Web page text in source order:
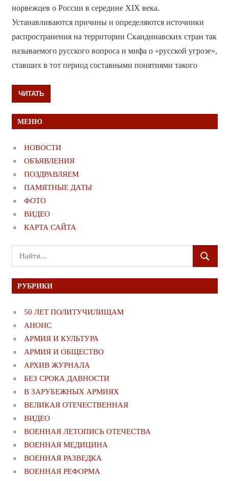
норвежцев о России в середине XIX века.
Устанавливаются причины и определяются источники
распространения на территории Скандинавских стран так
называемого русского вопроса и мифа о «русской угрозе»,
ставших в тот период составными понятиями такого
ЧИТАТЬ
МЕНЮ
НОВОСТИ
ОБЪЯВЛЕНИЯ
ПОЗДРАВЛЯЕМ
ПАМЯТНЫЕ ДАТЫ
ФОТО
ВИДЕО
КАРТА САЙТА
Поиск
для:
ПОИСК
РУБРИКИ
50 ЛЕТ ПОЛИТУЧИЛИЩАМ
АНОНС
АРМИЯ И КУЛЬТУРА
АРМИЯ И ОБЩЕСТВО
АРХИВ ЖУРНАЛА
БЕЗ СРОКА ДАВНОСТИ
В ЗАРУБЕЖНЫХ АРМИЯХ
ВЕЛИКАЯ ОТЕЧЕСТВЕННАЯ
ВИДЕО
ВОЕННАЯ ЛЕТОПИСЬ ОТЕЧЕСТВА
ВОЕННАЯ МЕДИЦИНА
ВОЕННАЯ РАЗВЕДКА
ВОЕННАЯ РЕФОРМА